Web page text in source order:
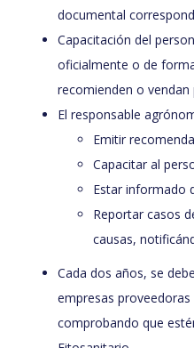
documental
Capacitación del
oficialmente o de
recomienden o vendan
El responsable
Emitir
Capacitar al
Estar informado
Reportar casos
causas,
Cada dos años, se
empresas
comprobando que